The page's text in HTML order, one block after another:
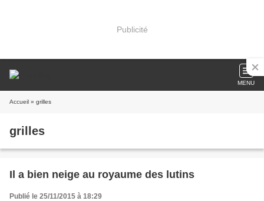
Publicité
MENU
Accueil » grilles
grilles
Il a bien neige au royaume des lutins
Publié le 25/11/2015 à 18:29